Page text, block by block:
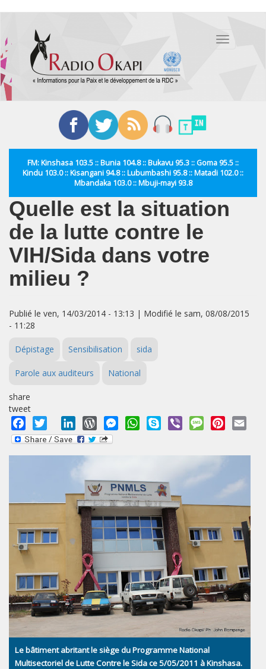
contenu
principal
Toggle
FM: Kinshasa 103.5 :: Bunia 104.8 :: Bukavu 95.3 :: Goma 95.5 ::
Kindu 103.0 :: Kisangani 94.8 :: Lubumbashi 95.8 :: Matadi 102.0 ::
Mbandaka 103.0 :: Mbuji-mayi 93.8
Quelle est la situation
de la lutte contre le
VIH/Sida dans votre
milieu ?
Publié le ven, 14/03/2014 - 13:13 | Modifié le sam, 08/08/2015
- 11:28
Dépistage Sensibilisation sida
Parole aux auditeurs National
share
tweet
Facebook
Twitter LinkedInWordPressMessengerWhatsApp
Skype Viber MessagePinterest
Le bâtiment abritant le siège du Programme National
Multisectoriel de Lutte Contre le Sida ce 5/05/2011 à Kinshasa.